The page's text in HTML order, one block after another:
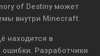
of Destiny может
внутри Minecraft.
находится в
Разработчики